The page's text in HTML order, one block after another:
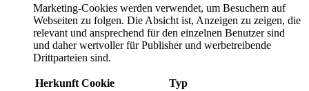
Marketing-Cookies werden verwendet, um Besuchern auf
Webseiten zu folgen. Die Absicht ist, Anzeigen zu zeigen, die
relevant und ansprechend für den einzelnen Benutzer sind
und daher wertvoller für Publisher und werbetreibende
Drittparteien sind.
Herkunft Cookie Typ